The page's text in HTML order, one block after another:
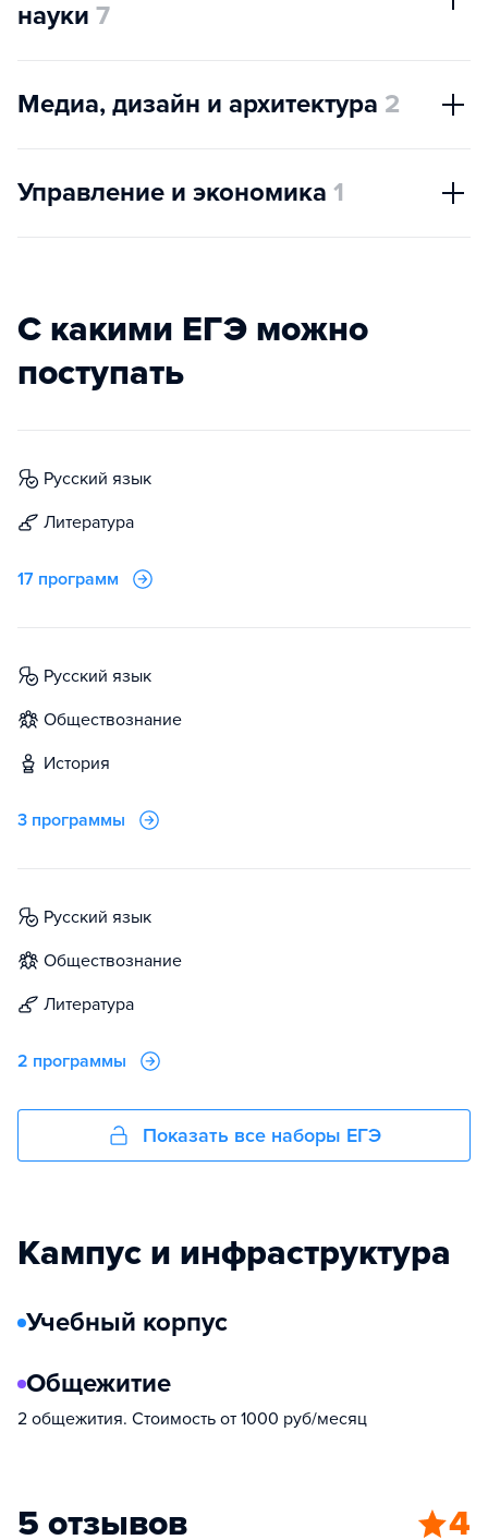
науки 7
Медиа, дизайн и архитектура 2
Управление и экономика 1
С какими ЕГЭ можно
поступать
русский язык
литература
17 программ
русский язык
обществознание
история
3 программы
русский язык
обществознание
литература
2 программы
Показать все наборы ЕГЭ
Кампус и инфраструктура
Учебный корпус
Общежитие
2 общежития. Стоимость от 1000 руб/месяц
5 отзывов 4